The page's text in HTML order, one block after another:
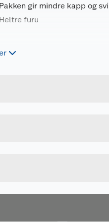
Pakken gir mindre kapp og
Heltre furu